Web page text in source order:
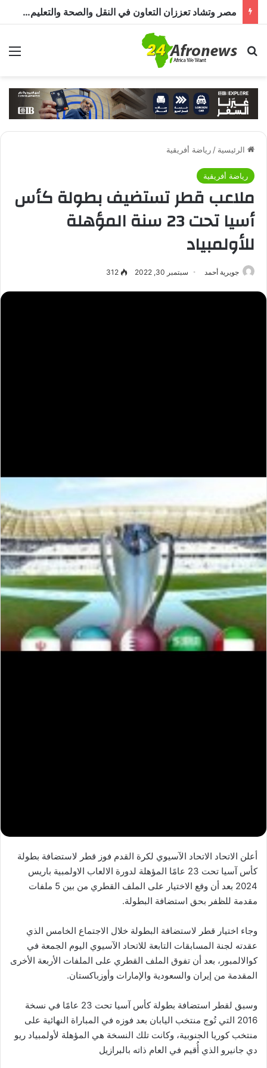
مصر وتشاد تعززان التعاون في النقل والصحة والتعليم والاستثمار خلال الدورة الرابعة للجنة المشتركة
بحث عن
الرئيسية / رياضة أفريقية
رياضة أفريقية
ملاعب قطر تستضيف بطولة كأس
أسيا تحت 23 سنة المؤهلة
للأولمبياد
جويرية أحمد سبتمبر 30, 2022 312
أعلن الاتحاد الاتحاد الآسيوي لكرة القدم فوز قطر لاستضافة بطولة ​
كأس آسيا تحت 23 عامًا​ المؤهلة لدورة الالعاب الاولمبية​ باريس
2024 بعد أن وقع الاختيار على الملف القطري من بين 5 ملفات
مقدمة للظفر بحق استضافة البطولة.
وجاء اختيار قطر لاستضافة البطولة خلال الاجتماع الخامس الذي
عقدته لجنة المسابقات التابعة للاتحاد الآسيوي اليوم الجمعة في
كوالالمبور، بعد أن تفوق الملف القطري على الملفات الأربعة الأخرى
المقدمة من إيران والسعودية والإمارات وأوزباكستان.
وسبق لقطر استضافة بطولة كأس آسيا تحت 23 عامًا في نسخة
2016 التي تُوج ​منتخب اليابان​ بعد فوزه في المباراة النهائية على
منتخب كوريا الجنوبية، وكانت تلك النسخة هي المؤهلة لأولمبياد ريو
دي جانيرو الذي أُقيم في العام ذاته بالبرازيل